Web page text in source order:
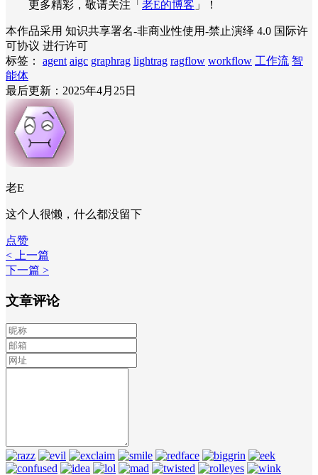
更多精彩，敬请关注「 老E的博客 」！
本作品采用 知识共享署名-非商业性使用-禁止演绎 4.0 国际许
可协议 进行许可
标签：
agent aigc graphrag lightrag ragflow workflow 工作流 智
能体
最后更新：2025年4月25日
老E
这个人很懒，什么都没留下
点赞
< 上一篇
下一篇 >
文章评论